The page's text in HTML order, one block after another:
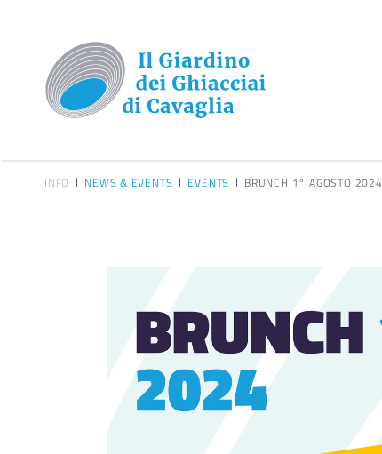
INFO NEWS & EVENTS EVENTS BRUNCH 1° AGOSTO 2024